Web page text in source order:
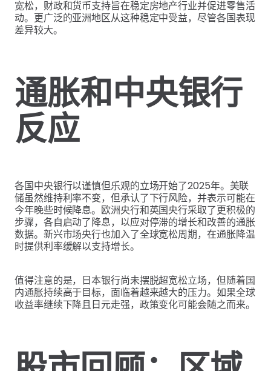
宽松，财政和货币支持旨在稳定房地产行业并促进零售活
动。更广泛的亚洲地区从这种稳定中受益，尽管各国表现
差异较大。
通胀和中央银行
反应
各国中央银行以谨慎但乐观的立场开始了2025年。美联
储虽然维持利率不变，但承认了下行风险，并表示可能在
今年晚些时候降息。欧洲央行和英国央行采取了更积极的
步骤，各自启动了降息，以应对停滞的增长和改善的通胀
数据。新兴市场央行也加入了全球宽松周期，在通胀降温
时提供利率缓解以支持增长。
值得注意的是，日本银行尚未摆脱超宽松立场，但随着国
内通胀持续高于目标，面临着越来越大的压力。如果全球
收益率继续下降且日元走强，政策变化可能会随之而来。